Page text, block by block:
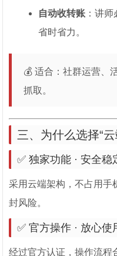
自动收转账 ：讲
省时省力。
💰 适合：社群运营、
抓取。
三、为什么选择“云
✅ 独家功能 · 安全稳
采用云端架构，不占用手
封风险。
✅ 官方操作 · 放心使
经过官方认证，操作流程